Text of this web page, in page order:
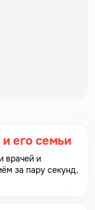
его семьи
врачей и
за пару секунд,